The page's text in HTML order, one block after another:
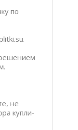
по
не
купли-